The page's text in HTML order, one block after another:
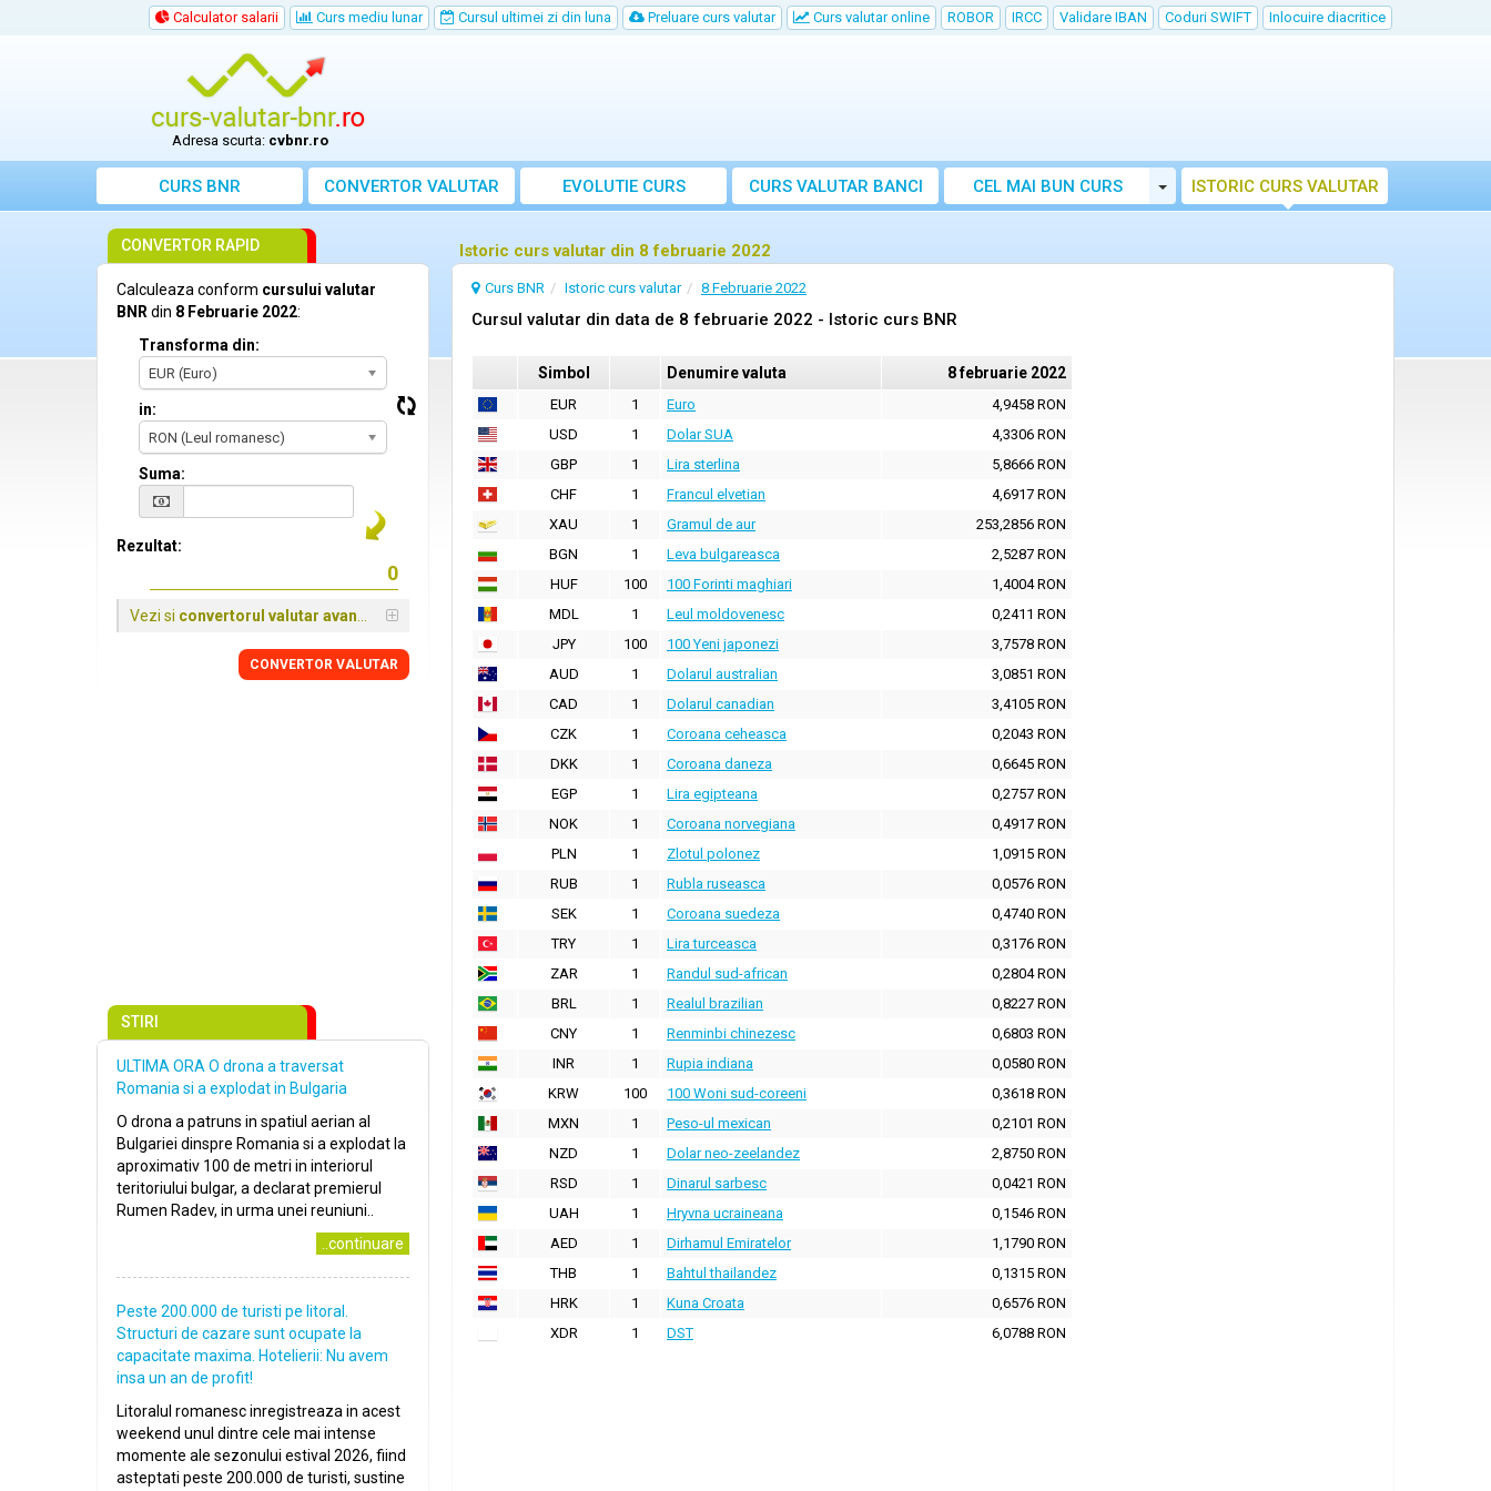
Calculator salarii Curs mediu lunar Cursul ultimei zi din luna Preluare curs valutar Curs valutar online ROBOR IRCC Validare IBAN Coduri SWIFT Inlocuire diacritice
Adresa scurta: cvbnr.ro
CURS BNR CONVERTOR VALUTAR EVOLUTIE CURS CURS VALUTAR BANCI CEL MAI BUN CURS Toggle Dropdown
ISTORIC CURS VALUTAR
Istoric curs valutar din 8 februarie 2022
Curs BNR Istoric curs valutar 8 Februarie 2022
Cursul valutar din data de 8 februarie 2022 - Istoric curs BNR
Simbol Denumire valuta 8 februarie 2022
EUR 1 Euro
4,9458 RON
USD
1 Dolar SUA
4,3306 RON
GBP
1 Lira sterlina
5,8666 RON
CHF
1 Francul elvetian
4,6917 RON
XAU
1 Gramul de aur
253,2856 RON
BGN
1 Leva bulgareasca
2,5287 RON
HUF
100 100 Forinti maghiari
1,4004 RON
MDL
1 Leul moldovenesc
0,2411 RON
JPY
100 100 Yeni japonezi
3,7578 RON
AUD
1 Dolarul australian
3,0851 RON
CAD
1 Dolarul canadian
3,4105 RON
CZK
1 Coroana ceheasca
0,2043 RON
DKK
1 Coroana daneza
0,6645 RON
EGP
1 Lira egipteana
0,2757 RON
NOK
1 Coroana norvegiana
0,4917 RON
PLN
1 Zlotul polonez
1,0915 RON
RUB
1 Rubla ruseasca
0,0576 RON
SEK
1 Coroana suedeza
0,4740 RON
TRY
1 Lira turceasca
0,3176 RON
ZAR
1 Randul sud-african
0,2804 RON
BRL
1 Realul brazilian
0,8227 RON
CNY
1 Renminbi chinezesc
0,6803 RON
INR
1 Rupia indiana
0,0580 RON
KRW
100 100 Woni sud-coreeni
0,3618 RON
MXN
1 Peso-ul mexican
0,2101 RON
NZD
1 Dolar neo-zeelandez
2,8750 RON
RSD
1 Dinarul sarbesc
0,0421 RON
UAH
1 Hryvna ucraineana
0,1546 RON
AED
1 Dirhamul Emiratelor
1,1790 RON
THB
1 Bahtul thailandez
0,1315 RON
HRK
1 Kuna Croata
0,6576 RON
XDR
1 DST 6,0788 RON
CONVERTOR RAPID
Calculeaza conform cursului valutar
BNR din 8 Februarie 2022:
Transforma din:
EUR (Euro)
in:
RON (Leul romanesc)
Suma:
Rezultat:
Vezi si convertorul valutar avansat
CONVERTOR VALUTAR
STIRI
ULTIMA ORA O drona a traversat
Romania si a explodat in Bulgaria
O drona a patruns in spatiul aerian al
Bulgariei dinspre Romania si a explodat la
aproximativ 100 de metri in interiorul
teritoriului bulgar, a declarat premierul
Rumen Radev, in urma unei reuniuni..
..continuare
Peste 200.000 de turisti pe litoral.
Structuri de cazare sunt ocupate la
capacitate maxima. Hotelierii: Nu avem
insa un an de profit!
Litoralul romanesc inregistreaza in acest
weekend unul dintre cele mai intense
momente ale sezonului estival 2026, fiind
asteptati peste 200.000 de turisti, sustine